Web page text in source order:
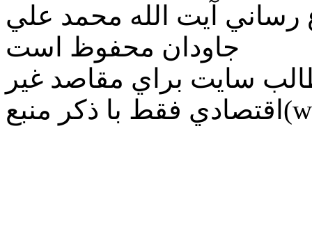
رساني آیت الله محمد علي
جاودان محفوظ است
سايت براي مقاصد غير